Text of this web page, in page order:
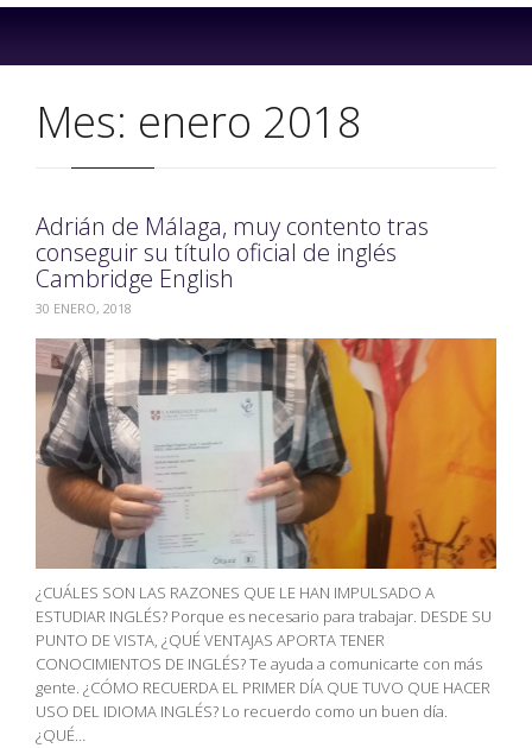
content
Mes: enero 2018
Adrián de Málaga, muy contento tras
conseguir su título oficial de inglés
Cambridge English
30 ENERO, 2018
¿CUÁLES SON LAS RAZONES QUE LE HAN IMPULSADO A
ESTUDIAR INGLÉS? Porque es necesario para trabajar. DESDE SU
PUNTO DE VISTA, ¿QUÉ VENTAJAS APORTA TENER
CONOCIMIENTOS DE INGLÉS? Te ayuda a comunicarte con más
gente. ¿CÓMO RECUERDA EL PRIMER DÍA QUE TUVO QUE HACER
USO DEL IDIOMA INGLÉS? Lo recuerdo como un buen día.
¿QUÉ…